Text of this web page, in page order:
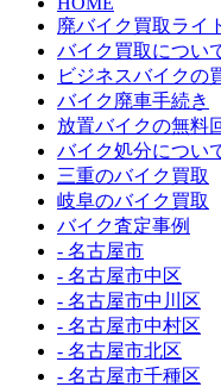
廃バイク買取ライ
バイク買取につい
ビジネスバイクの
バイク廃車手続き
放置バイクの無料
バイク処分につい
三重のバイク買取
岐阜のバイク買取
バイク査定事例
- 名古屋市
- 名古屋市中区
- 名古屋市中川区
- 名古屋市中村区
- 名古屋市北区
- 名古屋市千種区